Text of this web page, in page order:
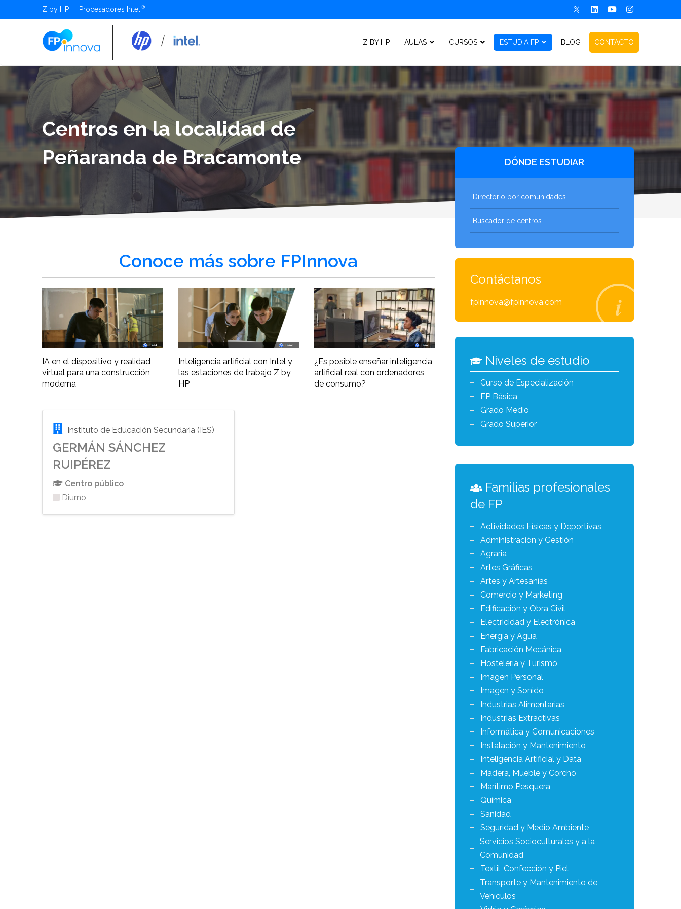
Z by HP Procesadores Intel
Z BY HP AULAS CURSOS ESTUDIA FP BLOG CONTACTO
Centros en la localidad de
Peñaranda de Bracamonte
Conoce más sobre FPInnova
IA en el dispositivo y realidad
virtual para una construcción
moderna
Inteligencia artificial con Intel y
las estaciones de trabajo Z by
HP
¿Es posible enseñar inteligencia
artificial real con ordenadores
de consumo?
Instituto de Educación Secundaria (IES)
GERMÁN SÁNCHEZ
RUIPÉREZ
Centro público
Diurno
DÓNDE ESTUDIAR
Directorio por comunidades
Buscador de centros
Contáctanos
fpinnova@fpinnova.com
Niveles de estudio
Curso de Especialización
FP Básica
Grado Medio
Grado Superior
Familias profesionales
de FP
Actividades Físicas y Deportivas
Administración y Gestión
Agraria
Artes Gráficas
Artes y Artesanías
Comercio y Marketing
Edificación y Obra Civil
Electricidad y Electrónica
Energía y Agua
Fabricación Mecánica
Hostelería y Turismo
Imagen Personal
Imagen y Sonido
Industrias Alimentarias
Industrias Extractivas
Informática y Comunicaciones
Instalación y Mantenimiento
Inteligencia Artificial y Data
Madera, Mueble y Corcho
Marítimo Pesquera
Química
Sanidad
Seguridad y Medio Ambiente
Servicios Socioculturales y a la
Comunidad
Textil, Confección y Piel
Transporte y Mantenimiento de
Vehículos